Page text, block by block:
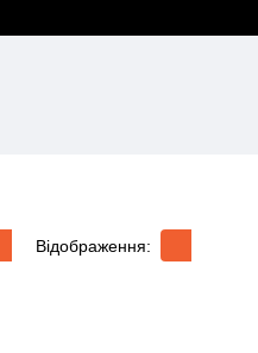
Відображення: